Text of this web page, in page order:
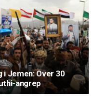
Jemen: Over 30
angrep